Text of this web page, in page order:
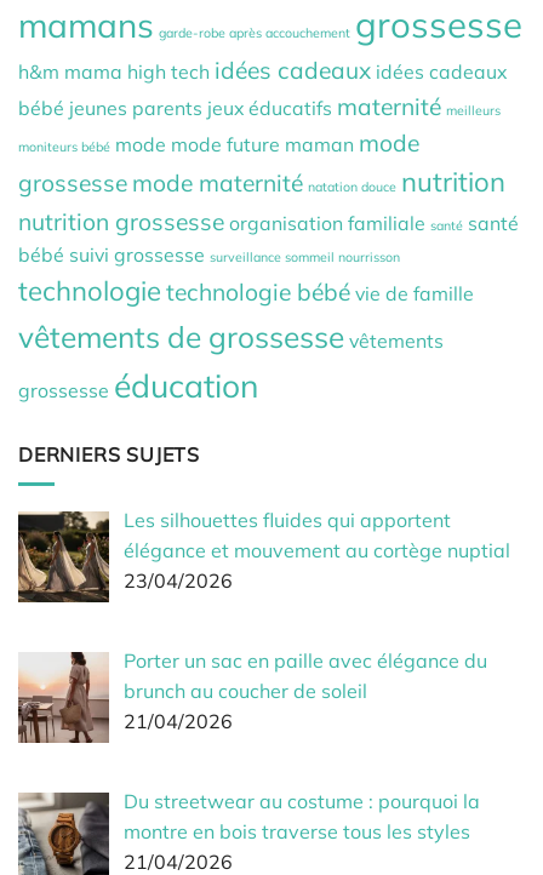
mamans garde-robe après accouchement grossesse
h&m mama high tech idées cadeaux idées cadeaux
bébé jeunes parents jeux éducatifs maternité meilleurs
moniteurs bébé mode mode future maman mode
grossesse mode maternité natation douce nutrition
nutrition grossesse organisation familiale santé santé
bébé suivi grossesse surveillance sommeil nourrisson
technologie technologie bébé vie de famille
vêtements de grossesse vêtements
grossesse éducation
DERNIERS SUJETS
Les silhouettes fluides qui apportent
élégance et mouvement au cortège nuptial
23/04/2026
Porter un sac en paille avec élégance du
brunch au coucher de soleil
21/04/2026
Du streetwear au costume : pourquoi la
montre en bois traverse tous les styles
21/04/2026